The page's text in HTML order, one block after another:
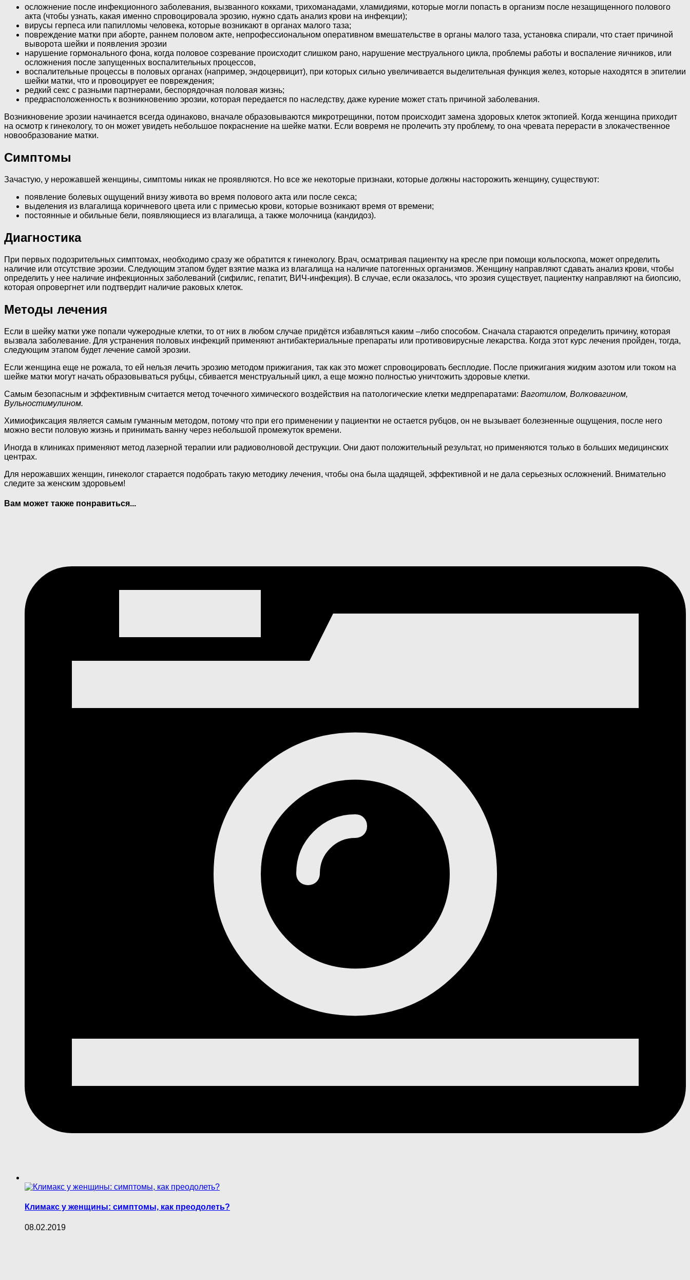
осложнение после инфекционного заболевания, вызванного кокками, трихоманадами, хламидиями, которые могли попасть в организм после незащищенного полового
акта (чтобы узнать, какая именно спровоцировала эрозию, нужно сдать анализ крови на инфекции);
вирусы герпеса или папилломы человека, которые возникают в органах малого таза;
повреждение матки при аборте, раннем половом акте, непрофессиональном оперативном вмешательстве в органы малого таза, установка спирали, что стает причиной
выворота шейки и появления эрозии
нарушение гормонального фона, когда половое созревание происходит слишком рано, нарушение меструального цикла, проблемы работы и воспаление яичников, или
осложнения после запущенных воспалительных процессов,
воспалительные процессы в половых органах (например, эндоцервицит), при которых сильно увеличивается выделительная функция желез, которые находятся в эпителии
шейки матки, что и провоцирует ее повреждения;
редкий секс с разными партнерами, беспорядочная половая жизнь;
предрасположенность к возникновению эрозии, которая передается по наследству, даже курение может стать причиной заболевания.
Возникновение эрозии начинается всегда одинаково, вначале образовываются микротрещинки, потом происходит замена здоровых клеток эктопией. Когда женщина приходит
на осмотр к гинекологу, то он может увидеть небольшое покраснение на шейке матки. Если вовремя не пролечить эту проблему, то она чревата перерасти в злокачественное
новообразование матки.
Симптомы
Зачастую, у нерожавшей женщины, симптомы никак не проявляются. Но все же некоторые признаки, которые должны насторожить женщину, существуют:
появление болевых ощущений внизу живота во время полового акта или после секса;
выделения из влагалища коричневого цвета или с примесью крови, которые возникают время от времени;
постоянные и обильные бели, появляющиеся из влагалища, а также молочница (кандидоз).
Диагностика
При первых подозрительных симптомах, необходимо сразу же обратится к гинекологу. Врач, осматривая пациентку на кресле при помощи кольпоскопа, может определить
наличие или отсутствие эрозии. Следующим этапом будет взятие мазка из влагалища на наличие патогенных организмов. Женщину направляют сдавать анализ крови, чтобы
определить у нее наличие инфекционных заболеваний (сифилис, гепатит, ВИЧ-инфекция). В случае, если оказалось, что эрозия существует, пациентку направляют на биопсию,
которая опровергнет или подтвердит наличие раковых клеток.
Методы лечения
Если в шейку матки уже попали чужеродные клетки, то от них в любом случае придётся избавляться каким –либо способом. Сначала стараются определить причину, которая
вызвала заболевание. Для устранения половых инфекций применяют антибактериальные препараты или противовирусные лекарства. Когда этот курс лечения пройден, тогда,
следующим этапом будет лечение самой эрозии.
Если женщина еще не рожала, то ей нельзя лечить эрозию методом прижигания, так как это может спровоцировать бесплодие. После прижигания жидким азотом или током на
шейке матки могут начать образовываться рубцы, сбивается менструальный цикл, а еще можно полностью уничтожить здоровые клетки.
Самым безопасным и эффективным считается метод точечного химического воздействия на патологические клетки медпрепаратами: Ваготилом, Волковагином,
Вульностимулином.
Химиофиксация является самым гуманным методом, потому что при его применении у пациентки не остается рубцов, он не вызывает болезненные ощущения, после него
можно вести половую жизнь и принимать ванну через небольшой промежуток времени.
Иногда в клиниках применяют метод лазерной терапии или радиоволновой деструкции. Они дают положительный результат, но применяются только в больших медицинских
центрах.
Для нерожавших женщин, гинеколог старается подобрать такую методику лечения, чтобы она была щадящей, эффективной и не дала серьезных осложнений. Внимательно
следите за женским здоровьем!
Вам может также понравиться...
Климакс у женщины: симптомы, как преодолеть?
08.02.2019